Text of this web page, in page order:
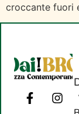
croccante fuori